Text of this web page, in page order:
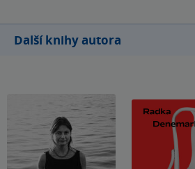
Další knihy autora